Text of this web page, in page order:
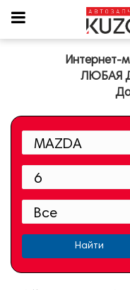
Интернет-
ЛЮБАЯ
Найти